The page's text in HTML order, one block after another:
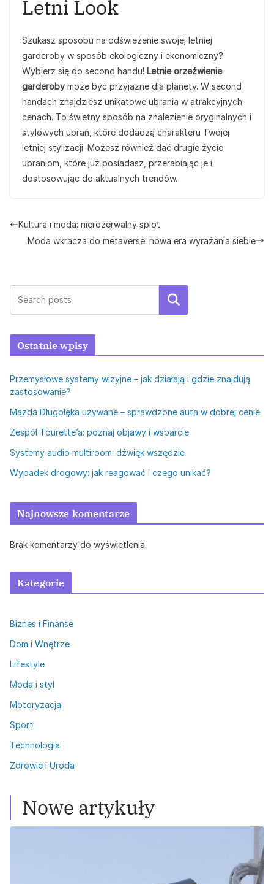
Letni Look
Szukasz sposobu na odświeżenie swojej letniej
garderoby w sposób ekologiczny i ekonomiczny?
Wybierz się do second handu! Letnie orzeźwienie
garderoby może być przyjazne dla planety. W second
handach znajdziesz unikatowe ubrania w atrakcyjnych
cenach. To świetny sposób na znalezienie oryginalnych i
stylowych ubrań, które dodadzą charakteru Twojej
letniej stylizacji. Możesz również dać drugie życie
ubraniom, które już posiadasz, przerabiając je i
dostosowując do aktualnych trendów.
Kultura i moda: nierozerwalny splot
Moda wkracza do metaverse: nowa era wyrażania siebie
Szukaj
Ostatnie wpisy
Przemysłowe systemy wizyjne – jak działają i gdzie znajdują
zastosowanie?
Mazda Długołęka używane – sprawdzone auta w dobrej cenie
Zespół Tourette’a: poznaj objawy i wsparcie
Systemy audio multiroom: dźwięk wszędzie
Wypadek drogowy: jak reagować i czego unikać?
Najnowsze komentarze
Brak komentarzy do wyświetlenia.
Kategorie
Biznes i Finanse
Dom i Wnętrze
Lifestyle
Moda i styl
Motoryzacja
Sport
Technologia
Zdrowie i Uroda
Nowe artykuły